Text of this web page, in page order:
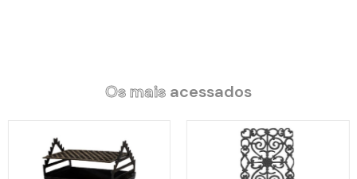
01 Tampa de Vidro Temperado Avulsa 24cm.
Código:2020JAV.
Os mais acessados